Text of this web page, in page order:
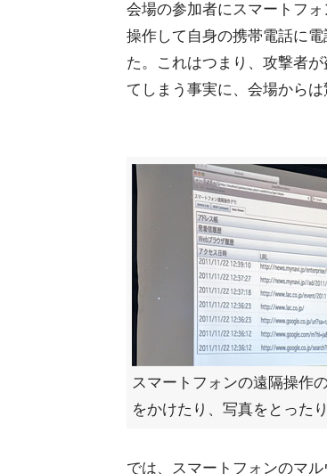
会場の参加者にスマートフ
操作して自身の携帯電話に
た。これはつまり、攻撃者
てしまう事実に、会場からは
スマートフォンの遠隔操作
をかけたり、写真をとった
では、スマートフォンのマ